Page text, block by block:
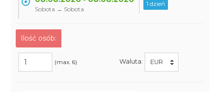
Sobota → Sobota
1 dzień
Ilość osób:
(max. 6) Waluta: